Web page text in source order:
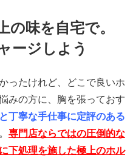
の味を自宅で。
ージしよう
ったけれど、どこで良いホ
みの方に、胸を張っておす
丁寧な手仕事に定評のある
専門店ならではの圧倒的な
下処理を施した極上のホル